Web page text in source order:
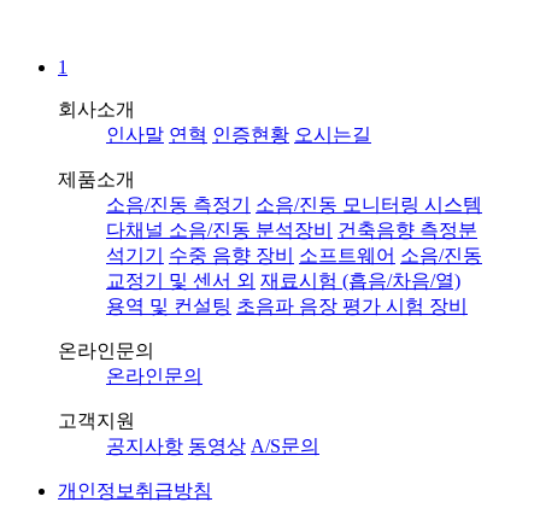
1
회사소개
인사말 연혁 인증현황 오시는길
제품소개
소음/진동 측정기
소음/진동 모니터링 시스템
다채널 소음/진동 분석장비
건축음향 측정분
석기기
수중 음향 장비 소프트웨어 소음/진동
교정기 및 센서 외 재료시험 (흡음/차음/열)
용역 및 컨설팅 초음파 음장 평가 시험 장비
온라인문의
온라인문의
고객지원
공지사항 동영상 A/S문의
개인정보취급방침